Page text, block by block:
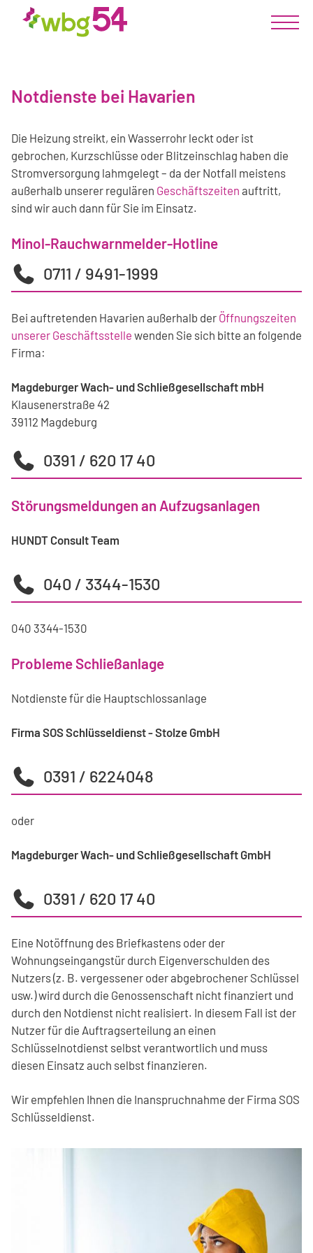
Notdienste bei Havarien
Die Heizung streikt, ein Wasserrohr leckt oder ist
gebrochen, Kurzschlüsse oder Blitzeinschlag haben die
Stromversorgung lahmgelegt – da der Notfall meistens
außerhalb unserer regulären Geschäftszeiten auftritt,
sind wir auch dann für Sie im Einsatz.
Minol-Rauchwarnmelder-Hotline
0711 / 9491-1999
Bei auftretenden Havarien außerhalb der Öffnungszeiten
unserer Geschäftsstelle wenden Sie sich bitte an folgende
Firma:
Magdeburger Wach- und Schließgesellschaft mbH
Klausenerstraße 42
39112 Magdeburg
0391 / 620 17 40
Störungsmeldungen an Aufzugsanlagen
HUNDT Consult Team
040 / 3344-1530
040 3344-1530
Probleme Schließanlage
Notdienste für die Hauptschlossanlage
Firma SOS Schlüsseldienst - Stolze GmbH
0391 / 6224048
oder
Magdeburger Wach- und Schließgesellschaft GmbH
0391 / 620 17 40
Eine Notöffnung des Briefkastens oder der
Wohnungseingangstür durch Eigenverschulden des
Nutzers (z. B. vergessener oder abgebrochener Schlüssel
usw.) wird durch die Genossenschaft nicht finanziert und
durch den Notdienst nicht realisiert. In diesem Fall ist der
Nutzer für die Auftragserteilung an einen
Schlüsselnotdienst selbst verantwortlich und muss
diesen Einsatz auch selbst finanzieren.
Wir empfehlen Ihnen die Inanspruchnahme der Firma SOS
Schlüsseldienst.